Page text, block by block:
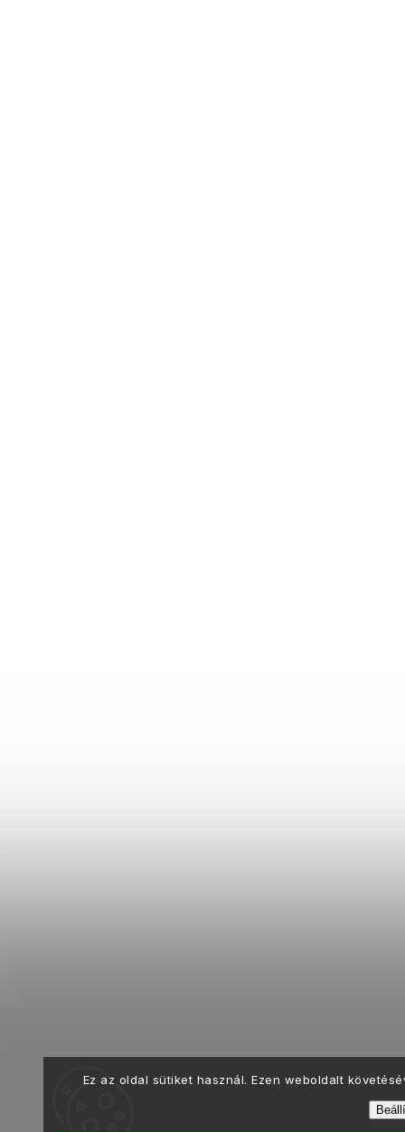
Ez az oldal sütiket használ. Ezen weboldalt